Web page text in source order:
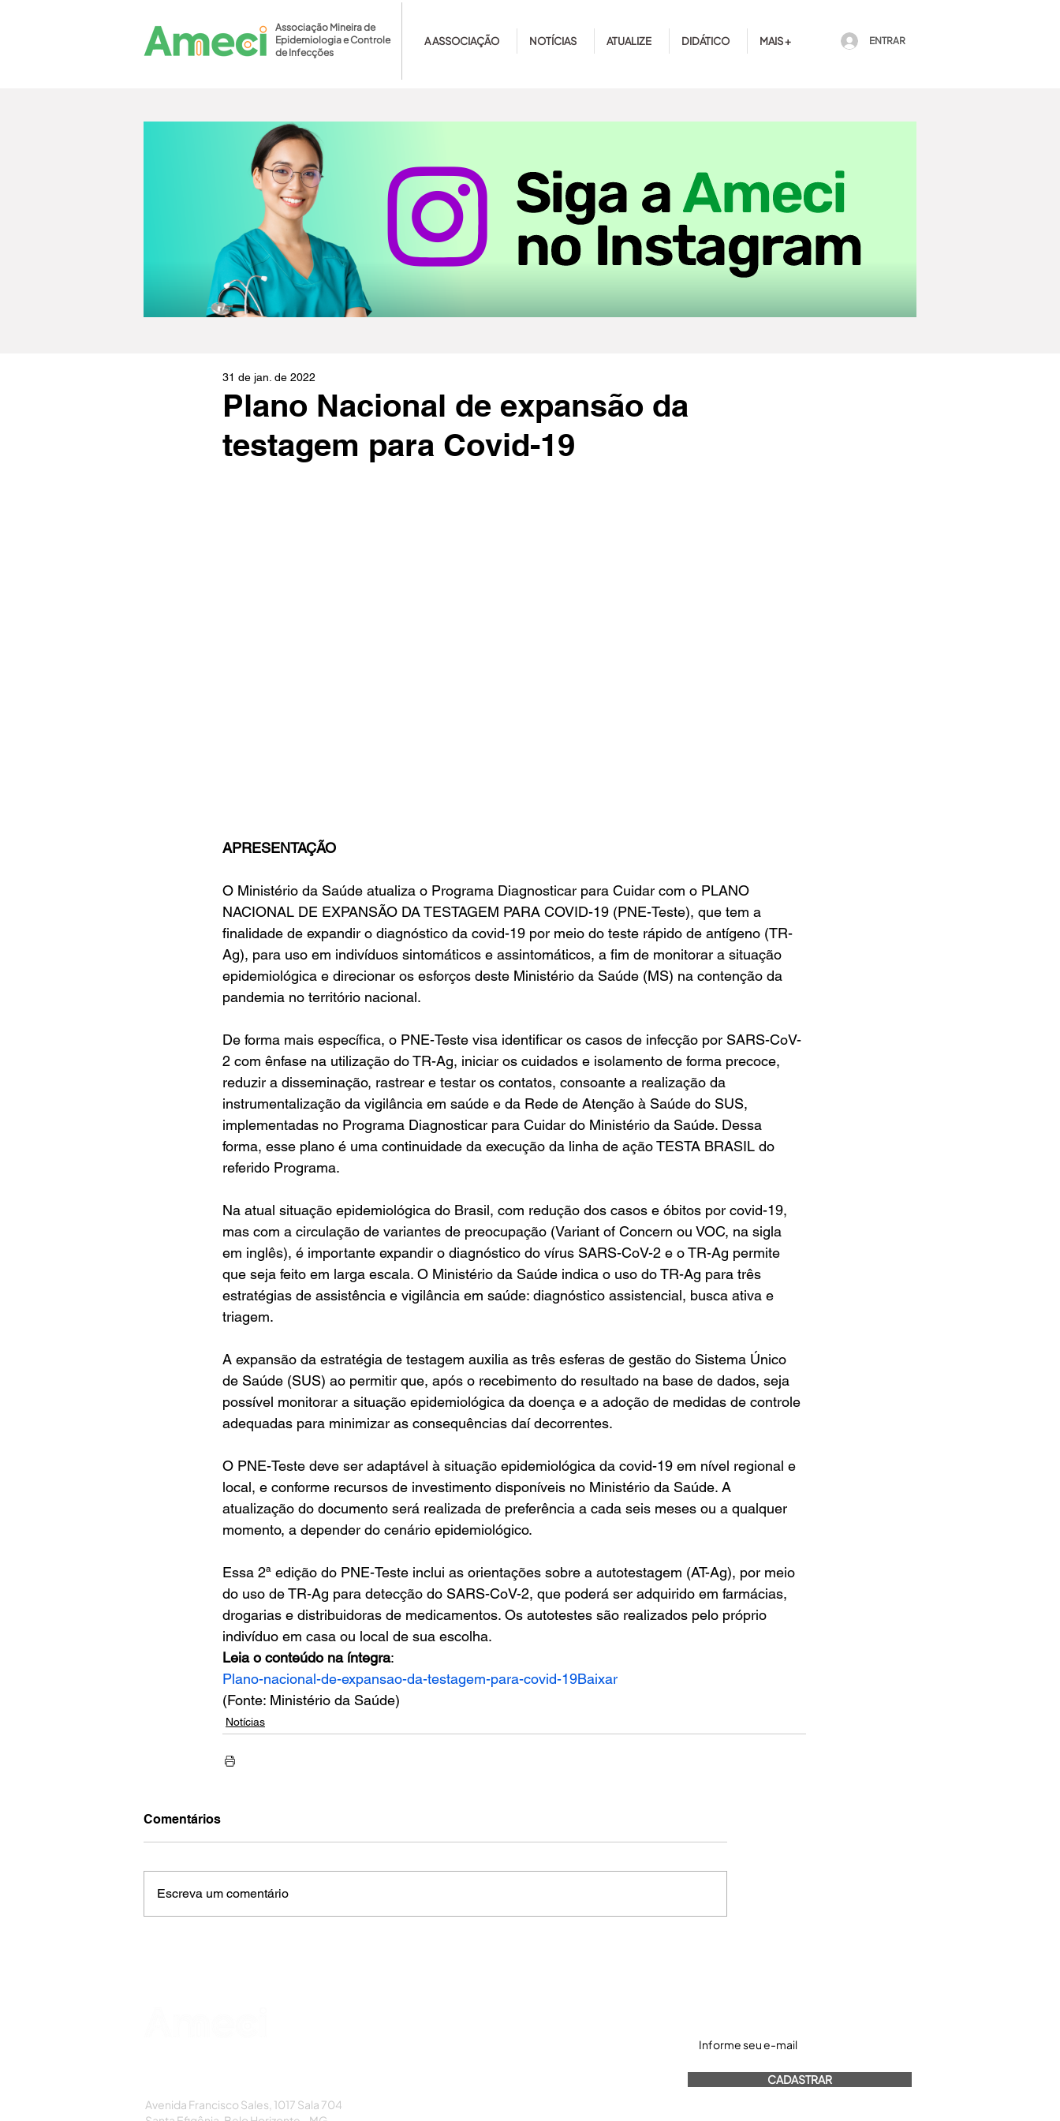
Associação Mineira de
Epidemiologia e Controle
de Infecções
A ASSOCIAÇÃO NOTÍCIAS ATUALIZE DIDÁTICO MAIS + ENTRAR
Plano Nacional de expansão da
testagem para Covid-19
31 de jan. de 2022
APRESENTAÇÃO
O Ministério da Saúde atualiza o Programa Diagnosticar para Cuidar com o PLANO
NACIONAL DE EXPANSÃO DA TESTAGEM PARA COVID-19 (PNE-Teste), que tem a
finalidade de expandir o diagnóstico da covid-19 por meio do teste rápido de antígeno (TR-
Ag), para uso em indivíduos sintomáticos e assintomáticos, a fim de monitorar a situação
epidemiológica e direcionar os esforços deste Ministério da Saúde (MS) na contenção da
pandemia no território nacional.
De forma mais específica, o PNE-Teste visa identificar os casos de infecção por SARS-CoV-
2 com ênfase na utilização do TR-Ag, iniciar os cuidados e isolamento de forma precoce,
reduzir a disseminação, rastrear e testar os contatos, consoante a realização da
instrumentalização da vigilância em saúde e da Rede de Atenção à Saúde do SUS,
implementadas no Programa Diagnosticar para Cuidar do Ministério da Saúde. Dessa
forma, esse plano é uma continuidade da execução da linha de ação TESTA BRASIL do
referido Programa.
Na atual situação epidemiológica do Brasil, com redução dos casos e óbitos por covid-19,
mas com a circulação de variantes de preocupação (Variant of Concern ou VOC, na sigla
em inglês), é importante expandir o diagnóstico do vírus SARS-CoV-2 e o TR-Ag permite
que seja feito em larga escala. O Ministério da Saúde indica o uso do TR-Ag para três
estratégias de assistência e vigilância em saúde: diagnóstico assistencial, busca ativa e
triagem.
A expansão da estratégia de testagem auxilia as três esferas de gestão do Sistema Único
de Saúde (SUS) ao permitir que, após o recebimento do resultado na base de dados, seja
possível monitorar a situação epidemiológica da doença e a adoção de medidas de controle
adequadas para minimizar as consequências daí decorrentes.
O PNE-Teste deve ser adaptável à situação epidemiológica da covid-19 em nível regional e
local, e conforme recursos de investimento disponíveis no Ministério da Saúde. A
atualização do documento será realizada de preferência a cada seis meses ou a qualquer
momento, a depender do cenário epidemiológico.
Essa 2ª edição do PNE-Teste inclui as orientações sobre a autotestagem (AT-Ag), por meio
do uso de TR-Ag para detecção do SARS-CoV-2, que poderá ser adquirido em farmácias,
drogarias e distribuidoras de medicamentos. Os autotestes são realizados pelo próprio
indivíduo em casa ou local de sua escolha.
Leia o conteúdo na íntegra:
Plano-nacional-de-expansao-da-testagem-para-covid-19Baixar
(Fonte: Ministério da Saúde)
Notícias
Comentários
Escreva um comentário
Avenida Francisco Sales, 1017 Sala 704
CADASTRAR